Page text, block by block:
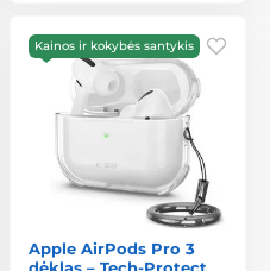
Kainos ir kokybės santykis
Apple AirPods Pro 3
dėklas – Tech-Protect